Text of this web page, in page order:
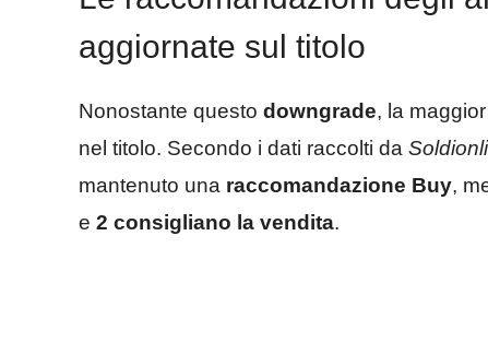
aggiornate sul titolo
Nonostante questo downgrade, la
nel titolo. Secondo i dati raccolti da
mantenuto una raccomandazione Buy,
e 2 consigliano la vendita.